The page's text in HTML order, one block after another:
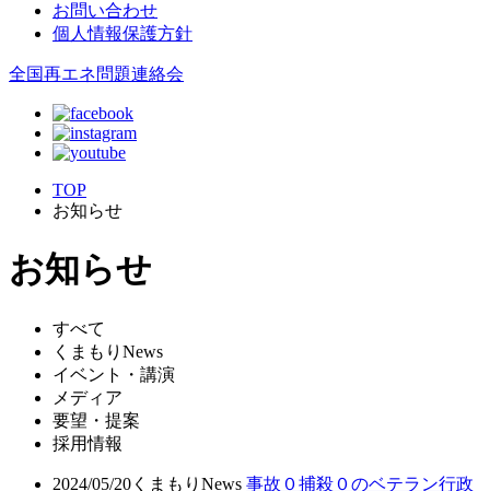
お問い合わせ
個人情報保護方針
全国再エネ問題連絡会
TOP
お知らせ
お知らせ
すべて
くまもりNews
イベント・講演
メディア
要望・提案
採用情報
2024/05/20 くまもりNews 事故０捕殺０のベテラン行政